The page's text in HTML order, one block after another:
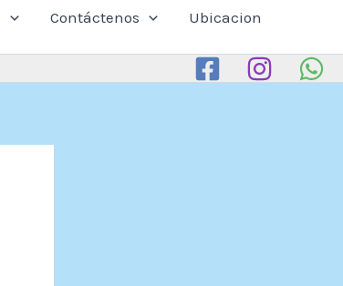
Contáctenos Ubicacion